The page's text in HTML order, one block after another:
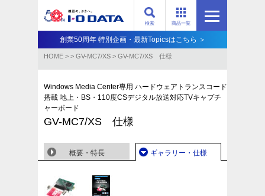
商品一覧
検索
創業50周年 特別企画・最新Topicsはこちら ＞
HOME > > GV-MC7/XS > GV-MC7/XS 仕様
Windows Media Center専用 ハードウェアトランスコード
搭載 地上・BS・110度CSデジタル放送対応TVキャプチ
ャーボード
GV-MC7/XS 仕様
概要・特長 ギャラリー・仕様